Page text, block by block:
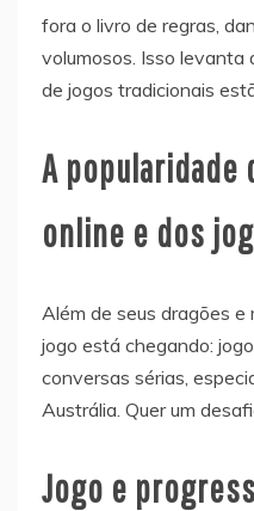
fora o livro de regras,
volumosos. Isso levanta
de jogos tradicionais
A popularidade
online e dos
Além de seus dragões e
jogo está chegando:
conversas sérias,
Austrália. Quer um
Jogo e